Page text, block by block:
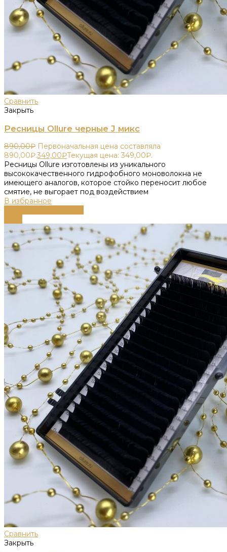
Сравнить
Закрыть
Ресницы Ollure черные J микс
890,00₽ Первоначальная цена составляла
890,00₽.349,00₽Текущая цена: 349,00₽.
Ресницы Ollure изготовлены из уникального
высококачественного гидрофобного моноволокна не
имеющего аналогов, которое стойко переносит любое
смятие, не выгорает под воздействием
В избранное
Сравнить
Закрыть